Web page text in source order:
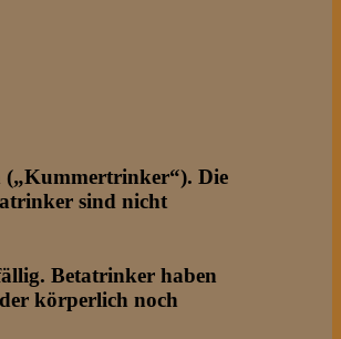
(„Kummertrinker“). Die
sind nicht
Betatrinker haben
körperlich noch